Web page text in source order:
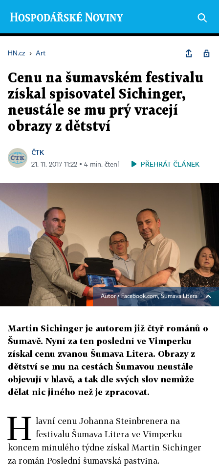
HN.cz › Art
Cenu na šumavském festivalu
získal spisovatel Sichinger,
neustále se mu prý vracejí
obrazy z dětství
ČTK
21. 11. 2017 11:22 ▪ 4 min. čtení PŘEHRÁT ČLÁNEK
Autor ▪Facebook.com, Šumava Litera
Martin Sichinger je autorem již čtyř románů o
Šumavě. Nyní za ten poslední ve Vimperku
získal cenu zvanou Šumava Litera. Obrazy z
dětství se mu na cestách Šumavou neustále
objevují v hlavě, a tak dle svých slov nemůže
dělat nic jiného než je zpracovat.
H lavní cenu Johanna Steinbrenera na
festivalu Šumava Litera ve Vimperku
koncem minulého týdne získal Martin Sichinger
za román Poslední šumavská pastvina.